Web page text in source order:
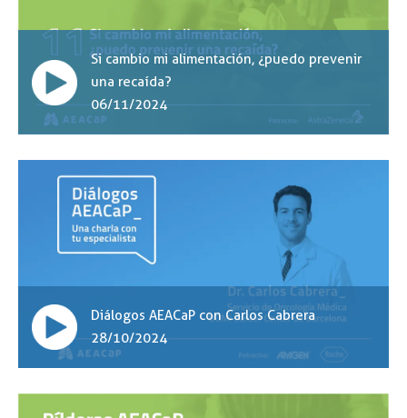
Si cambio mi alimentación, ¿puedo prevenir
una recaída?
06/11/2024
Diálogos AEACaP con Carlos Cabrera
28/10/2024